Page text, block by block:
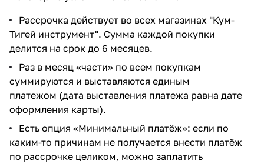
Рассрочка действует во всех магазинах "Кум-
Тигей инструмент". Сумма каждой покупки
делится на срок до 6 месяцев.
Раз в месяц «части» по всем покупкам
суммируются и выставляются единым
платежом (дата выставления платежа равна дате
оформления карты).
Есть опция «Минимальный платёж»: если по
каким-то причинам не получается внести платёж
по рассрочке целиком, можно заплатить